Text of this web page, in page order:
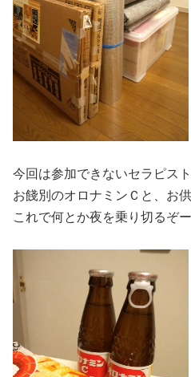
今回は参加できないセラピス
お餞別のオロナミンＣと、お
これで何とか夜を乗り切るぞー